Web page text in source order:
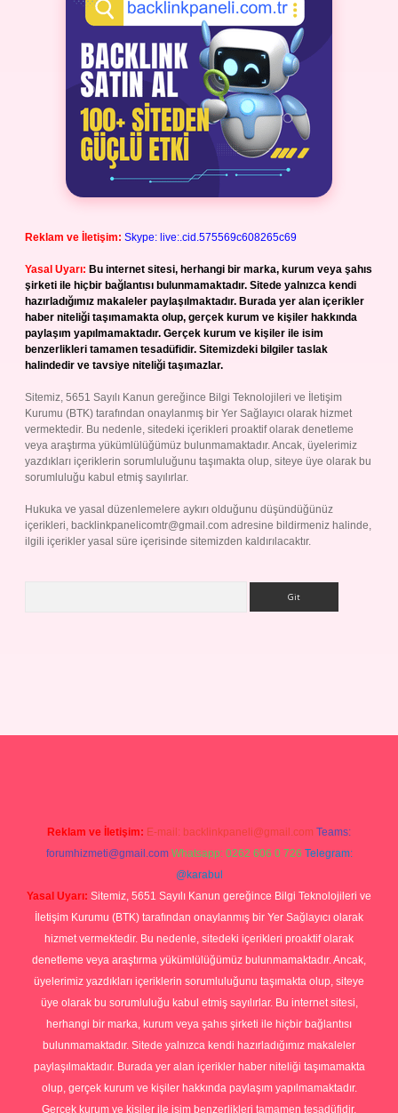
Reklam ve İletişim: Skype: live:.cid.575569c608265c69
Yasal Uyarı: Bu internet sitesi, herhangi bir marka, kurum veya şahıs
şirketi ile hiçbir bağlantısı bulunmamaktadır. Sitede yalnızca kendi
hazırladığımız makaleler paylaşılmaktadır. Burada yer alan içerikler
haber niteliği taşımamakta olup, gerçek kurum ve kişiler hakkında
paylaşım yapılmamaktadır. Gerçek kurum ve kişiler ile isim
benzerlikleri tamamen tesadüfidir. Sitemizdeki bilgiler taslak
halindedir ve tavsiye niteliği taşımazlar.
Sitemiz, 5651 Sayılı Kanun gereğince Bilgi Teknolojileri ve İletişim
Kurumu (BTK) tarafından onaylanmış bir Yer Sağlayıcı olarak hizmet
vermektedir. Bu nedenle, sitedeki içerikleri proaktif olarak denetleme
veya araştırma yükümlülüğümüz bulunmamaktadır. Ancak, üyelerimiz
yazdıkları içeriklerin sorumluluğunu taşımakta olup, siteye üye olarak bu
sorumluluğu kabul etmiş sayılırlar.
Hukuka ve yasal düzenlemelere aykırı olduğunu düşündüğünüz
içerikleri, backlinkpanelicomtr@gmail.com adresine bildirmeniz halinde,
ilgili içerikler yasal süre içerisinde sitemizden kaldırılacaktır.
Reklam ve İletişim: E-mail: backlinkpaneli@gmail.com Teams:
forumhizmeti@gmail.com Whatsapp: 0262 606 0 726 Telegram:
@karabul
Yasal Uyarı: Sitemiz, 5651 Sayılı Kanun gereğince Bilgi Teknolojileri ve
İletişim Kurumu (BTK) tarafından onaylanmış bir Yer Sağlayıcı olarak
hizmet vermektedir. Bu nedenle, sitedeki içerikleri proaktif olarak
denetleme veya araştırma yükümlülüğümüz bulunmamaktadır. Ancak,
üyelerimiz yazdıkları içeriklerin sorumluluğunu taşımakta olup, siteye
üye olarak bu sorumluluğu kabul etmiş sayılırlar. Bu internet sitesi,
herhangi bir marka, kurum veya şahıs şirketi ile hiçbir bağlantısı
bulunmamaktadır. Sitede yalnızca kendi hazırladığımız makaleler
paylaşılmaktadır. Burada yer alan içerikler haber niteliği taşımamakta
olup, gerçek kurum ve kişiler hakkında paylaşım yapılmamaktadır.
Gerçek kurum ve kişiler ile isim benzerlikleri tamamen tesadüfidir.